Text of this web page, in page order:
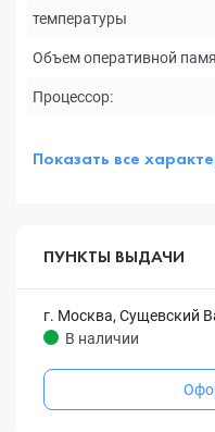
температуры
Объем оперативной
Процессор:
Показать все
ПУНКТЫ ВЫДАЧИ
г. Москва, Сущевский
В наличии